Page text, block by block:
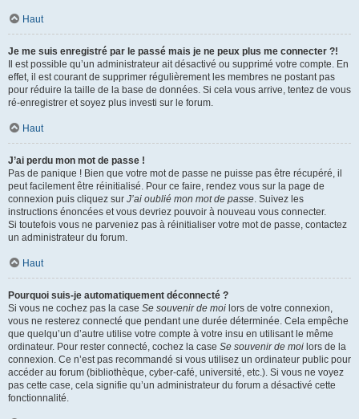
Haut
Je me suis enregistré par le passé mais je ne peux plus me connecter ?!
Il est possible qu’un administrateur ait désactivé ou supprimé votre compte. En
effet, il est courant de supprimer régulièrement les membres ne postant pas
pour réduire la taille de la base de données. Si cela vous arrive, tentez de vous
ré-enregistrer et soyez plus investi sur le forum.
Haut
J’ai perdu mon mot de passe !
Pas de panique ! Bien que votre mot de passe ne puisse pas être récupéré, il
peut facilement être réinitialisé. Pour ce faire, rendez vous sur la page de
connexion puis cliquez sur J’ai oublié mon mot de passe. Suivez les
instructions énoncées et vous devriez pouvoir à nouveau vous connecter.
Si toutefois vous ne parveniez pas à réinitialiser votre mot de passe, contactez
un administrateur du forum.
Haut
Pourquoi suis-je automatiquement déconnecté ?
Si vous ne cochez pas la case Se souvenir de moi lors de votre connexion,
vous ne resterez connecté que pendant une durée déterminée. Cela empêche
que quelqu’un d’autre utilise votre compte à votre insu en utilisant le même
ordinateur. Pour rester connecté, cochez la case Se souvenir de moi lors de la
connexion. Ce n’est pas recommandé si vous utilisez un ordinateur public pour
accéder au forum (bibliothèque, cyber-café, université, etc.). Si vous ne voyez
pas cette case, cela signifie qu’un administrateur du forum a désactivé cette
fonctionnalité.